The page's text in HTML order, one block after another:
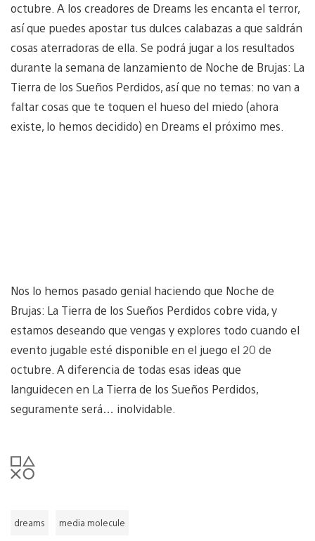
octubre. A los creadores de Dreams les encanta el terror,
así que puedes apostar tus dulces calabazas a que saldrán
cosas aterradoras de ella. Se podrá jugar a los resultados
durante la semana de lanzamiento de Noche de Brujas: La
Tierra de los Sueños Perdidos, así que no temas: no van a
faltar cosas que te toquen el hueso del miedo (ahora
existe, lo hemos decidido) en Dreams el próximo mes.
Nos lo hemos pasado genial haciendo que Noche de
Brujas: La Tierra de los Sueños Perdidos cobre vida, y
estamos deseando que vengas y explores todo cuando el
evento jugable esté disponible en el juego el 20 de
octubre. A diferencia de todas esas ideas que
languidecen en La Tierra de los Sueños Perdidos,
seguramente será… inolvidable.
dreams media molecule